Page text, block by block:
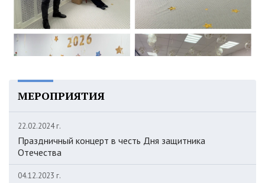
МЕРОПРИЯТИЯ
22.02.2024 г.
Праздничный концерт в честь Дня защитника
Отечества
04.12.2023 г.